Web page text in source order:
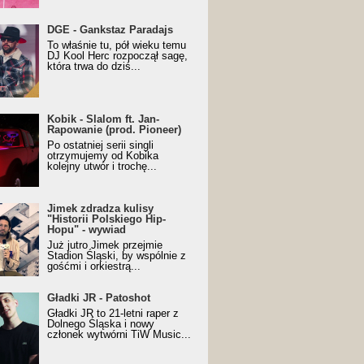
z nagrodą za
Trueschoolowy
Roku (Popkillery 2023)
DGE - Gankstaz Paradajs
To właśnie tu, pół wieku temu
DJ Kool Herc rozpoczął sagę,
która trwa do dziś...
- Slalom ft. Jan-
(prod. Pioneer)
Music Visualiser]
Kobik - Slalom ft. Jan-
Rapowanie (prod. Pioneer)
Po ostatniej serii singli
otrzymujemy od Kobika
kolejny utwór i trochę...
zdradza kulisy "Historii
Hip-Hopu" - wywiad
Jimek zdradza kulisy
"Historii Polskiego Hip-
Hopu" - wywiad
Już jutro Jimek przejmie
Stadion Śląski, by wspólnie z
gośćmi i orkiestrą...
JR - Patoshot
Gładki JR - Patoshot
Gładki JR to 21-letni raper z
Dolnego Śląska i nowy
członek wytwórni TiW Music...